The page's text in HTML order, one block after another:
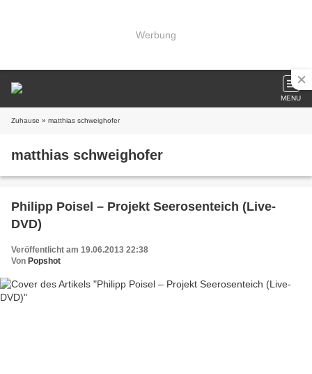
Werbung
MENU
Zuhause » matthias schweighofer
matthias schweighofer
Philipp Poisel – Projekt Seerosenteich (Live-
DVD)
Veröffentlicht am 19.06.2013 22:38
Von Popshot